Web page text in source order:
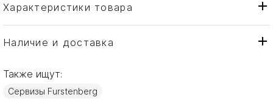
Характеристики товара
Тип товара
Кружка
Бренд
Страна производителя
Материал
Наличие и доставка
Также ищут:
Сервизы Furstenberg